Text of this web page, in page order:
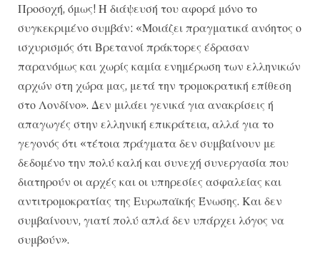
Προσοχή, όμως! Η διάψευσή του αφορά μόνο το
συγκεκριμένο συμβάν: «Μοιάζει πραγματικά ανόητος ο
ισχυρισμός ότι Βρετανοί πράκτορες έδρασαν
παρανόμως και χωρίς καμία ενημέρωση των ελληνικών
αρχών στη χώρα μας, μετά την τρομοκρατική επίθεση
στο Λονδίνο». Δεν μιλάει γενικά για ανακρίσεις ή
απαγωγές στην ελληνική επικράτεια, αλλά για το
γεγονός ότι «τέτοια πράγματα δεν συμβαίνουν με
δεδομένο την πολύ καλή και συνεχή συνεργασία που
διατηρούν οι αρχές και οι υπηρεσίες ασφαλείας και
αντιτρομοκρατίας της Ευρωπαϊκής Ένωσης. Και δεν
συμβαίνουν, γιατί πολύ απλά δεν υπάρχει λόγος να
συμβούν».